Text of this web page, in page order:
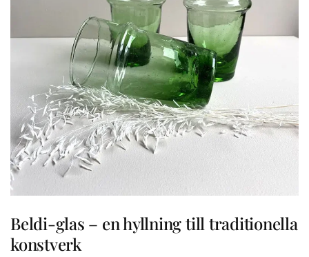
Beldi-glas – en hyllning till traditionella
konstverk